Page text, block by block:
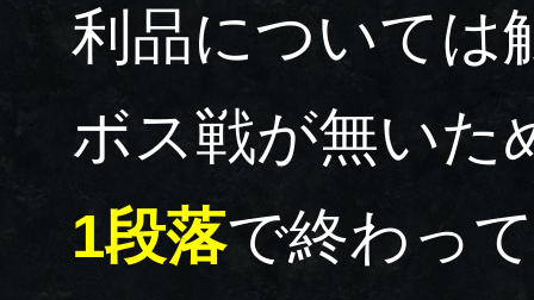
利品については
ボス戦が無いた
1段落で終わっ